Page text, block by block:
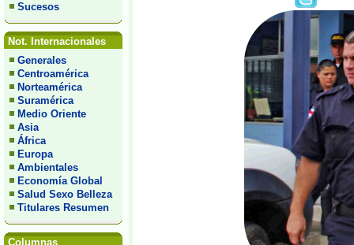
Sucesos
Not. Internacionales
Generales
Centroamérica
Norteamérica
Suramérica
Medio Oriente
Asia
África
Europa
Ambientales
Economía Global
Salud Sexo Belleza
Titulares Resumen
Columnas